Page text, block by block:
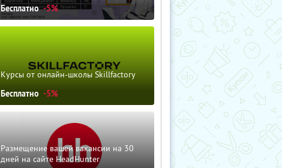
Бесплатно -5%
Курсы от онлайн-школы Skillfactory
Бесплатно -5%
Размещение вашей вакансии на 30
дней на сайте HeadHunter